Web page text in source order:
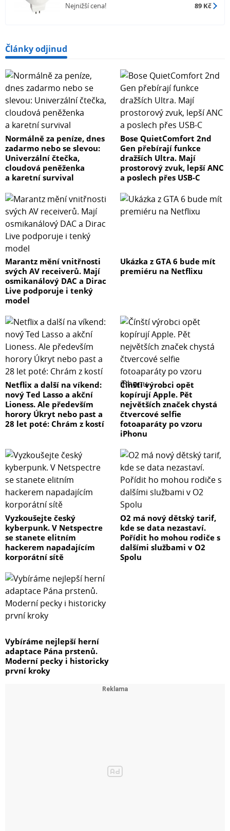
Nejnižší cena! 89 Kč
Články odjinud
Normálně za peníze, dnes
zadarmo nebo se slevou:
Univerzální čtečka,
cloudová peněženka
a karetní survival
Bose QuietComfort 2nd
Gen přebírají funkce
dražších Ultra. Mají
prostorový zvuk, lepší ANC
a poslech přes USB-C
Marantz mění vnitřnosti
svých AV receiverů. Mají
osmikanálový DAC a Dirac
Live podporuje i tenký
model
Ukázka z GTA 6 bude mít
premiéru na Netflixu
Netflix a další na víkend:
nový Ted Lasso a akční
Lioness. Ale především
horory Úkryt nebo past a
28 let poté: Chrám z kostí
Čínští výrobci opět
kopírují Apple. Pět
největších značek chystá
čtvercové selfie
fotoaparáty po vzoru
iPhonu
Vyzkoušejte český
kyberpunk. V Netspectre
se stanete elitním
hackerem napadajícím
korporátní sítě
O2 má nový dětský tarif,
kde se data nezastaví.
Pořídit ho mohou rodiče s
dalšími službami v O2
Spolu
Vybíráme nejlepší herní
adaptace Pána prstenů.
Moderní pecky i historicky
první kroky